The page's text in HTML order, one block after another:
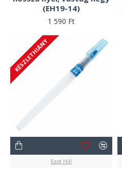
(EH19-14)
1 590 Ft
KÉSZLETHIÁNY
East Hill